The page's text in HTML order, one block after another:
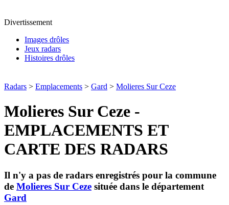
Divertissement
Images drôles
Jeux radars
Histoires drôles
Radars > Emplacements > Gard > Molieres Sur Ceze
Molieres Sur Ceze -
EMPLACEMENTS ET
CARTE DES RADARS
Il n'y a pas de radars enregistrés pour la commune
de Molieres Sur Ceze située dans le département
Gard